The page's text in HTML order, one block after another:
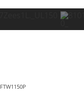
FTW1150P